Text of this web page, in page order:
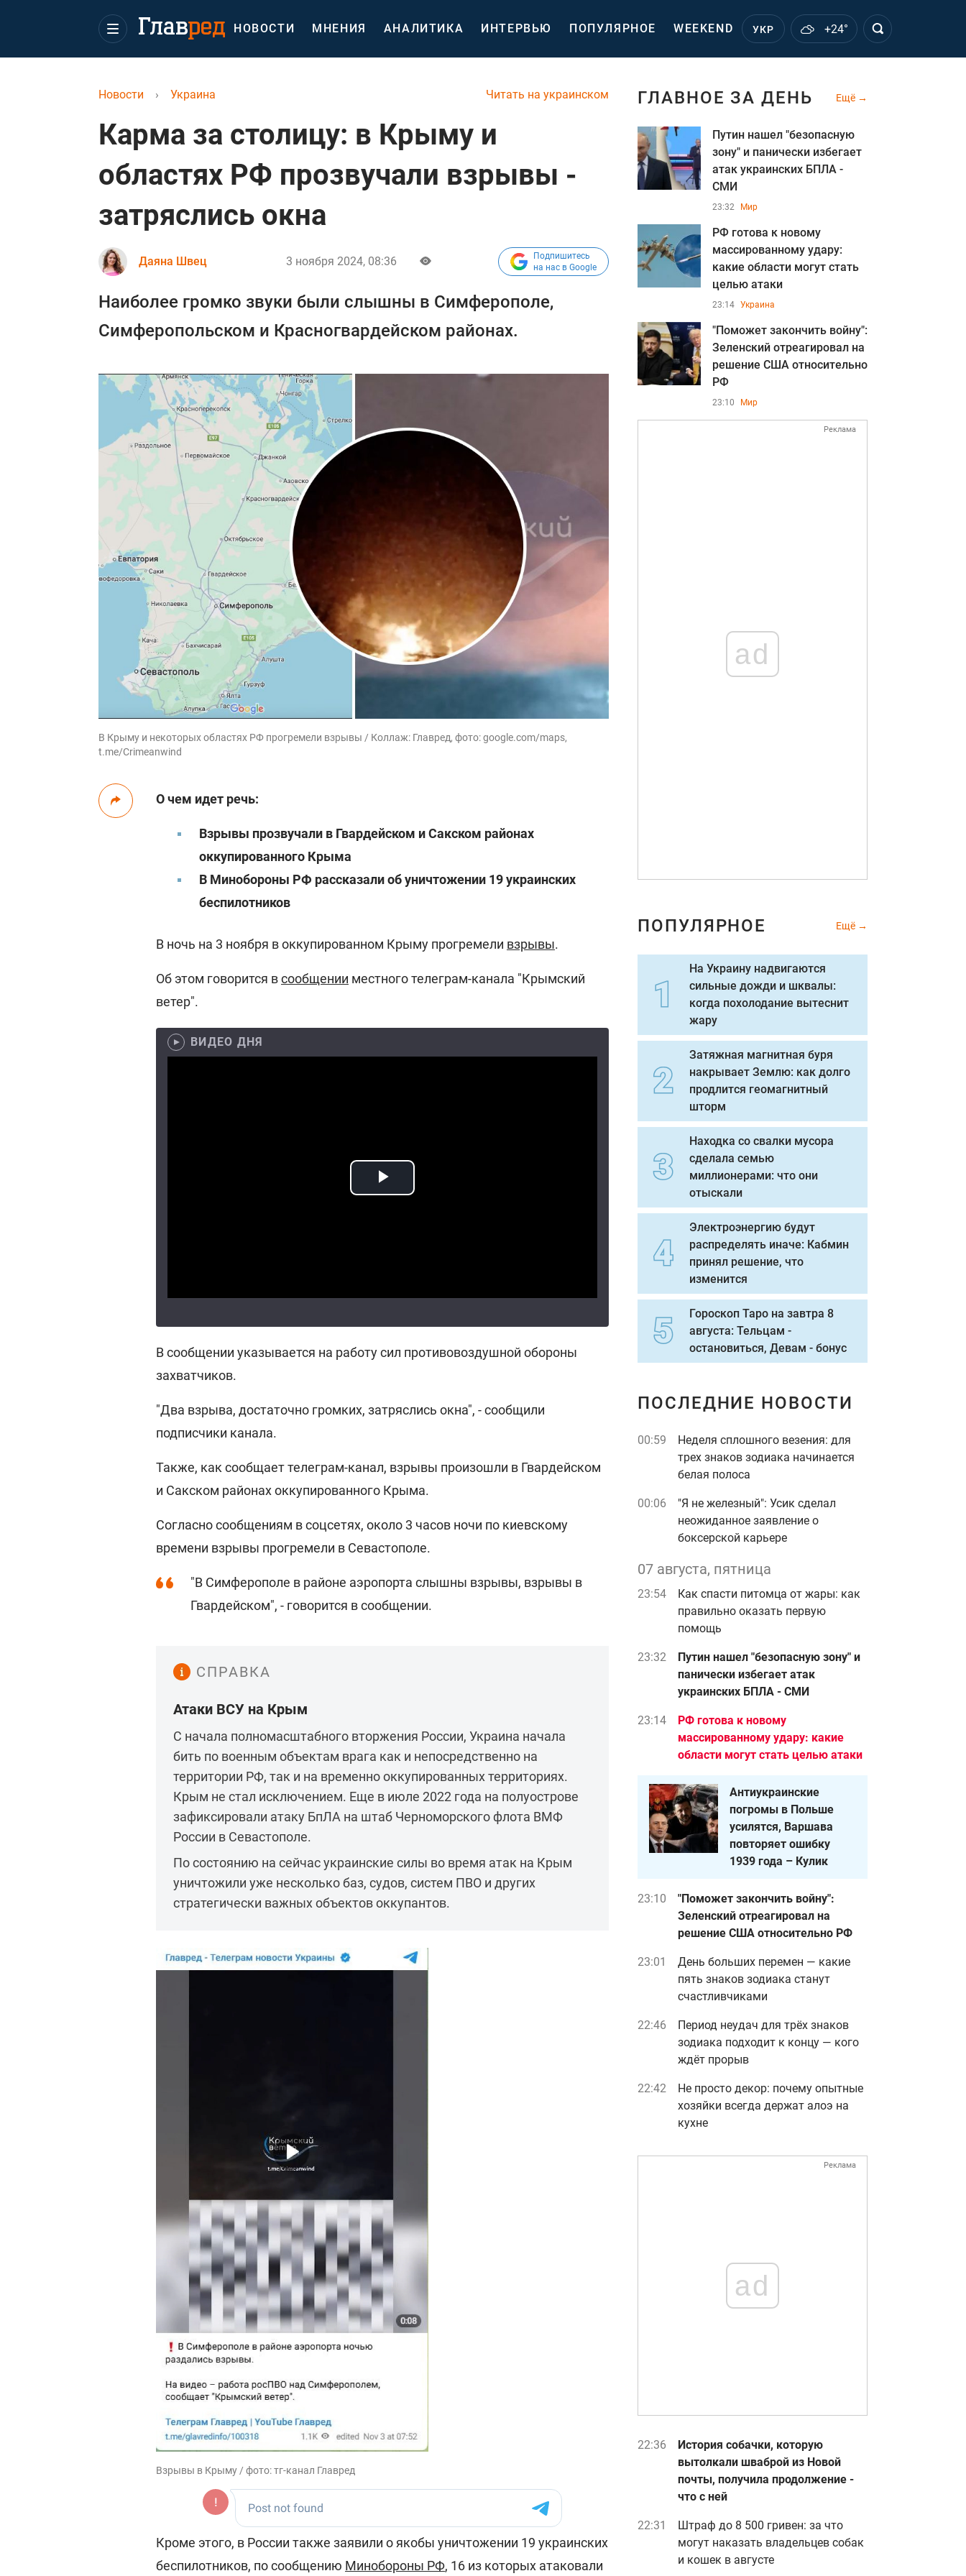
НОВОСТИ МНЕНИЯ АНАЛИТИКА ИНТЕРВЬЮ ПОПУЛЯРНОЕ WEEKEND УКР +24°
Читать на украинском
Новости › Украина
Карма за столицу: в Крыму и
областях РФ прозвучали взрывы -
затряслись окна
Даяна Швец 3 ноября 2024, 08:36
Подпишитесь
на нас в Google
Наиболее громко звуки были слышны в Симферополе,
Симферопольском и Красногвардейском районах.
В Крыму и некоторых областях РФ прогремели взрывы / Коллаж: Главред, фото: google.com/maps,
t.me/Crimeanwind
О чем идет речь:
Взрывы прозвучали в Гвардейском и Сакском районах
оккупированного Крыма
В Минобороны РФ рассказали об уничтожении 19 украинских
беспилотников
В ночь на 3 ноября в оккупированном Крыму прогремели взрывы.
Об этом говорится всообщении местного телеграм-канала "Крымский
ветер".
ВИДЕО ДНЯ
В сообщении указывается на работу сил противовоздушной обороны
захватчиков.
"Два взрыва, достаточно громких, затряслись окна", - сообщили
подписчики канала.
Также, как сообщает телеграм-канал, взрывы произошли в Гвардейском
и Сакском районах оккупированного Крыма.
Согласно сообщениям в соцсетях, около 3 часов ночи по киевскому
времени взрывы прогремели в Севастополе.
"В Симферополе в районе аэропорта слышны взрывы, взрывы в
Гвардейском", - говорится в сообщении.
СПРАВКА
Атаки ВСУ на Крым
С начала полномасштабного вторжения России, Украина начала
бить по военным объектам врага как и непосредственно на
территории РФ, так и на временно оккупированных территориях.
Крым не стал исключением. Еще в июле 2022 года на полуострове
зафиксировали атаку БпЛА на штаб Черноморского флота ВМФ
России в Севастополе.
По состоянию на сейчас украинские силы во время атак на Крым
уничтожили уже несколько баз, судов, систем ПВО и других
стратегически важных объектов оккупантов.
Взрывы в Крыму / фото: тг-канал Главред
Кроме этого, в России также заявили о якобы уничтожении 19 украинских
беспилотников, по сообщению Минобороны РФ, 16 из которых атаковали
ГЛАВНОЕ ЗА ДЕНЬ Ещё
Путин нашел "безопасную
зону" и панически избегает
атак украинских БПЛА -
СМИ
23:32 Мир
РФ готова к новому
массированному удару:
какие области могут стать
целью атаки
23:14 Украина
"Поможет закончить войну":
Зеленский отреагировал на
решение США относительно
РФ
23:10 Мир
Реклама
ad
ПОПУЛЯРНОЕ Ещё
На Украину надвигаются
сильные дожди и шквалы:
когда похолодание вытеснит
жару
Затяжная магнитная буря
накрывает Землю: как долго
продлится геомагнитный
шторм
Находка со свалки мусора
сделала семью
миллионерами: что они
отыскали
Электроэнергию будут
распределять иначе: Кабмин
принял решение, что
изменится
Гороскоп Таро на завтра 8
августа: Тельцам -
остановиться, Девам - бонус
ПОСЛЕДНИЕ НОВОСТИ
00:59
Неделя сплошного везения: для
трех знаков зодиака начинается
белая полоса
00:06
"Я не железный": Усик сделал
неожиданное заявление о
боксерской карьере
07 августа, пятница
23:54
Как спасти питомца от жары: как
правильно оказать первую
помощь
23:32
Путин нашел "безопасную зону" и
панически избегает атак
украинских БПЛА - СМИ
23:14
РФ готова к новому
массированному удару: какие
области могут стать целью атаки
Антиукраинские
погромы в Польше
усилятся, Варшава
повторяет ошибку
1939 года – Кулик
23:10
"Поможет закончить войну":
Зеленский отреагировал на
решение США относительно РФ
23:01
День больших перемен — какие
пять знаков зодиака станут
счастливчиками
22:46
Период неудач для трёх знаков
зодиака подходит к концу — кого
ждёт прорыв
22:42
Не просто декор: почему опытные
хозяйки всегда держат алоэ на
кухне
Реклама
ad
22:36
История собачки, которую
вытолкали шваброй из Новой
почты, получила продолжение -
что с ней
22:31
Штраф до 8 500 гривен: за что
могут наказать владельцев собак
и кошек в августе